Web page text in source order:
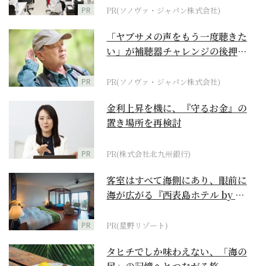
PR PR(ソノヴァ・ジャパン株式会社)
PR
「ヤブサメの声をもう一度聴きた
い」が補聴器チャレンジの後押し
PR(ソノヴァ・ジャパン株式会社)
PR
金利上昇を機に、『守るお金』の
置き場所を再検討
PR(株式会社北九州銀行)
PR
客室はすべて海側にあり、眼前に
海が広がる『西表島ホテル by 星
PR(星野リゾート)
タヒチでしか味わえない、「海の